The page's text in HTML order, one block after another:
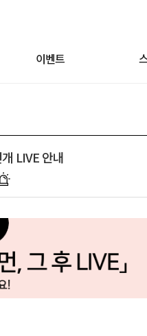
이벤트
LIVE 안내